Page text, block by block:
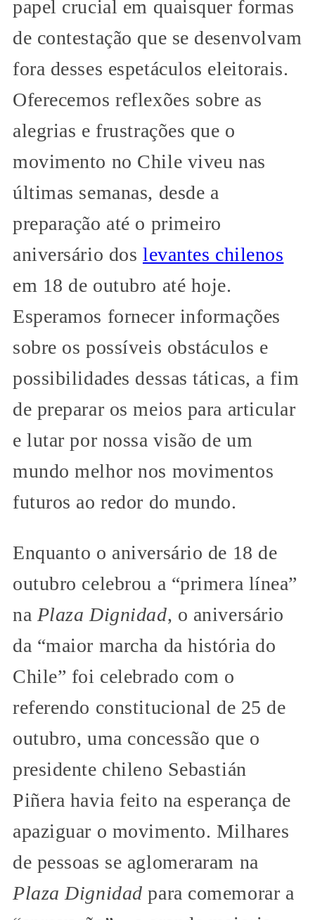
papel crucial em quaisquer formas
de contestação que se desenvolvam
fora desses espetáculos eleitorais.
Oferecemos reflexões sobre as
alegrias e frustrações que o
movimento no Chile viveu nas
últimas semanas, desde a
preparação até o primeiro
aniversário dos levantes chilenos
em 18 de outubro até hoje.
Esperamos fornecer informações
sobre os possíveis obstáculos e
possibilidades dessas táticas, a fim
de preparar os meios para articular
e lutar por nossa visão de um
mundo melhor nos movimentos
futuros ao redor do mundo.
Enquanto o aniversário de 18 de
outubro celebrou a “primera línea”
na Plaza Dignidad, o aniversário
da “maior marcha da história do
Chile” foi celebrado com o
referendo constitucional de 25 de
outubro, uma concessão que o
presidente chileno Sebastián
Piñera havia feito na esperança de
apaziguar o movimento. Milhares
de pessoas se aglomeraram na
Plaza Dignidad para comemorar a